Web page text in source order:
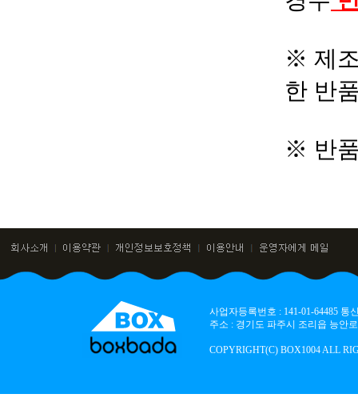
※ 제
한 반
※ 반
사업자등록번호 : 141-01-64485
주소 : 경기도 파주시 조리읍 능안
COPYRIGHT(C) BOX1004 ALL